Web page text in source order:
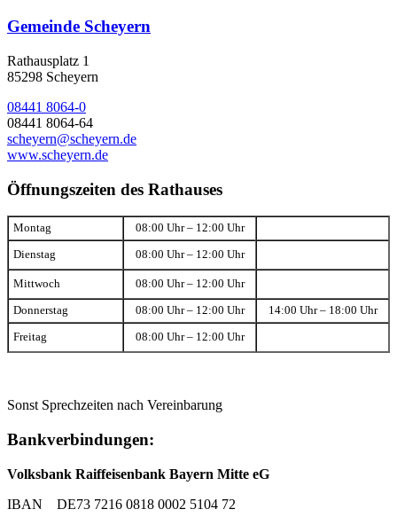
Gemeinde Scheyern
Rathausplatz 1
85298 Scheyern
08441 8064-0
08441 8064-64
scheyern@scheyern.de
www.scheyern.de
Öffnungszeiten des Rathauses
Montag 08:00 Uhr – 12:00 Uhr
Dienstag 08:00 Uhr – 12:00 Uhr
Mittwoch 08:00 Uhr – 12:00 Uhr
Donnerstag 08:00 Uhr – 12:00 Uhr 14:00 Uhr – 18:00 Uhr
Freitag 08:00 Uhr – 12:00 Uhr
Sonst Sprechzeiten nach Vereinbarung
Bankverbindungen:
Volksbank Raiffeisenbank Bayern Mitte eG
IBAN DE73 7216 0818 0002 5104 72